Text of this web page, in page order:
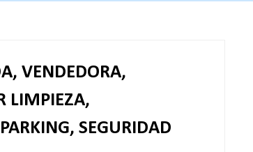
VENDEDORA,
LIMPIEZA,
SEGURIDAD